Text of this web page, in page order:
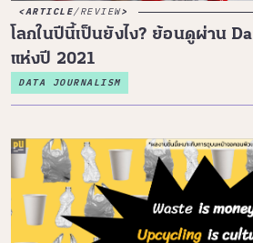
ARTICLE/REVIEW
โลกในปีนี้เป็นยังไง? ย้อนดูผ่าน
แห่งปี 2021
DATA JOURNALISM